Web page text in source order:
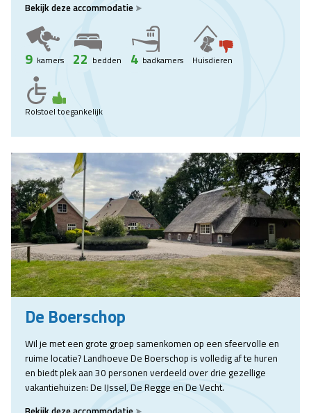
Bekijk deze accommodatie
9 kamers 22 bedden 4 badkamers Huisdieren
Rolstoel toegankelijk
De Boerschop
Wil je met een grote groep samenkomen op een sfeervolle en
ruime locatie? Landhoeve De Boerschop is volledig af te huren
en biedt plek aan 30 personen verdeeld over drie gezellige
vakantiehuizen: De IJssel, De Regge en De Vecht.